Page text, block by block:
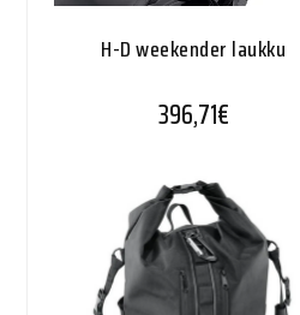
H-D weekender laukku
396,71€